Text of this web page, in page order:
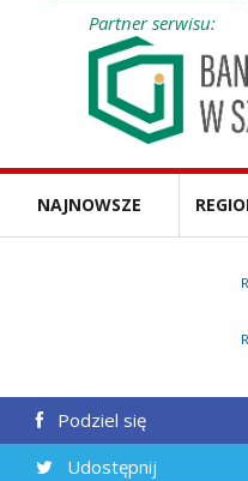
Partner serwisu:
NAJNOWSZE
Podziel się
Udostępnij